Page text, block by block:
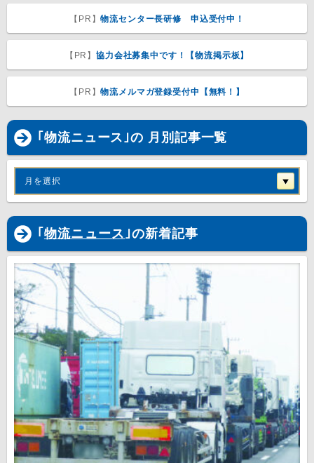
【PR】物流センター長研修 申込受付中！
【PR】協力会社募集中です！【物流掲示板】
【PR】物流メルマガ登録受付中【無料！】
｢物流ニュース｣の 月別記事一覧
月を選択
｢ 物流ニュース｣の新着記事